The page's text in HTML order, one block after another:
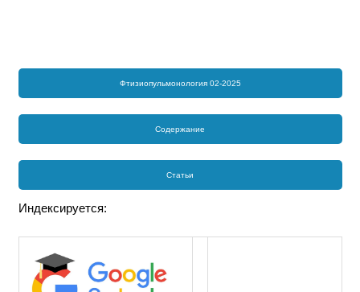
Фтизиопульмонология 02-2025
Содержание
Статьи
Индексируется: